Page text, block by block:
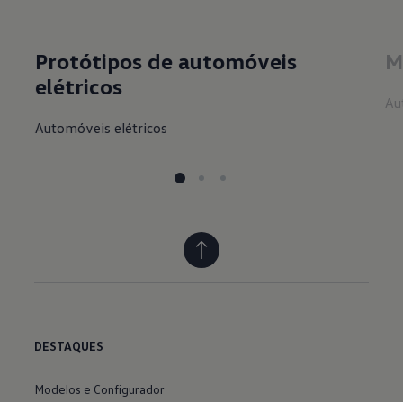
Protótipos de automóveis
elétricos
Automóveis elétricos
DESTAQUES
Modelos e Configurador